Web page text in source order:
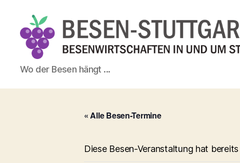
Besen-
Stuttgart.de
Wo der Besen hängt ...
« Alle Besen-Termine
Diese Besen-Veranstaltung hat